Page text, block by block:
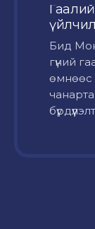
Бид
гүний
өмнөөс